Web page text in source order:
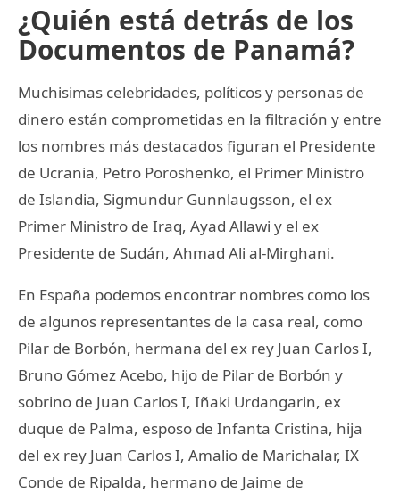
¿Quién está detrás de los
Documentos de Panamá?
Muchisimas celebridades, políticos y personas de
dinero están comprometidas en la filtración y entre
los nombres más destacados figuran el Presidente
de Ucrania, Petro Poroshenko, el Primer Ministro
de Islandia, Sigmundur Gunnlaugsson, el ex
Primer Ministro de Iraq, Ayad Allawi y el ex
Presidente de Sudán, Ahmad Ali al-Mirghani.
En España podemos encontrar nombres como los
de algunos representantes de la casa real, como
Pilar de Borbón, hermana del ex rey Juan Carlos I,
Bruno Gómez Acebo, hijo de Pilar de Borbón y
sobrino de Juan Carlos I, Iñaki Urdangarin, ex
duque de Palma, esposo de Infanta Cristina, hija
del ex rey Juan Carlos I, Amalio de Marichalar, IX
Conde de Ripalda, hermano de Jaime de